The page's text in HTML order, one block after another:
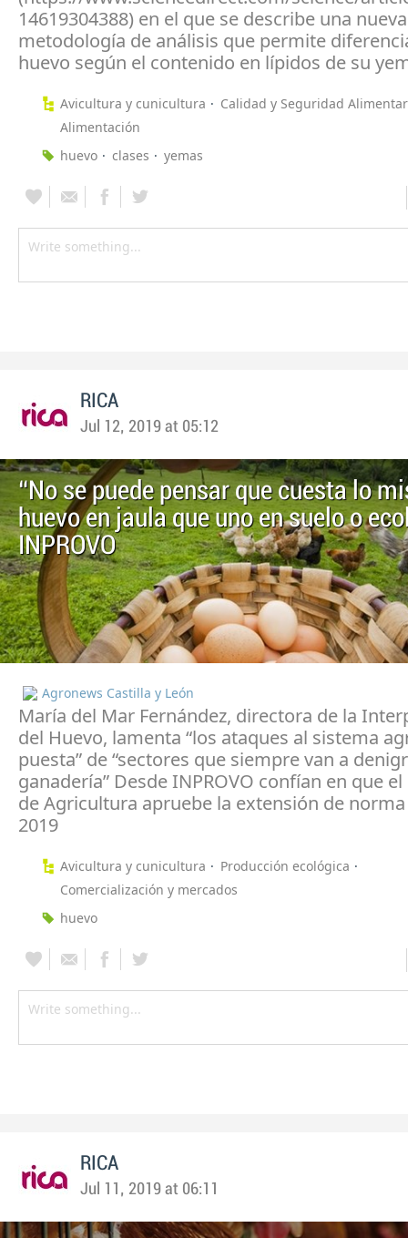
14619304388) en el que se describe una nueva
metodología de análisis que permite
huevo según el contenido en lípidos de su
Avicultura y cunicultura
Calidad y Seguridad
Alimentación
huevo
clases yemas
RICA
Jul 12, 2019 at 05:12
“No se puede pensar que cuesta lo
huevo en jaula que uno en suelo o
INPROVO
Agronews Castilla y León
María del Mar Fernández, directora de la
del Huevo, lamenta “los ataques al sistema
puesta” de “sectores que siempre van a
ganadería” Desde INPROVO confían en que
de Agricultura apruebe la extensión de
2019
Avicultura y cunicultura
Producción ecológica
Comercialización y mercados
huevo
RICA
Jul 11, 2019 at 06:11